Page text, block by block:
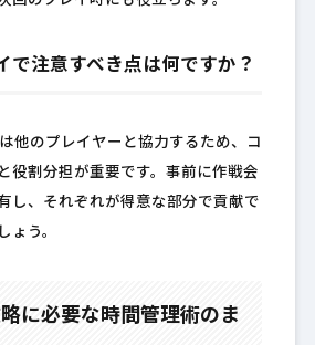
で注意すべき点は何ですか？
他のプレイヤーと協力するため、コ
役割分担が重要です。事前に作戦会
し、それぞれが得意な部分で貢献で
ょう。
に必要な時間管理術のま